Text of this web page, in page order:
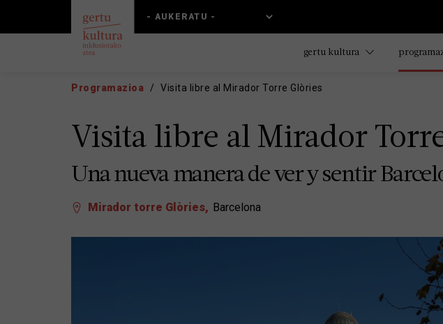
main
main
gertu kultura
Programazioa Visita libre al Mirador Torre Glòries
Visita libre al Mirador
Una nueva manera de ver y sentir
Mirador torre Glòries Barcelona